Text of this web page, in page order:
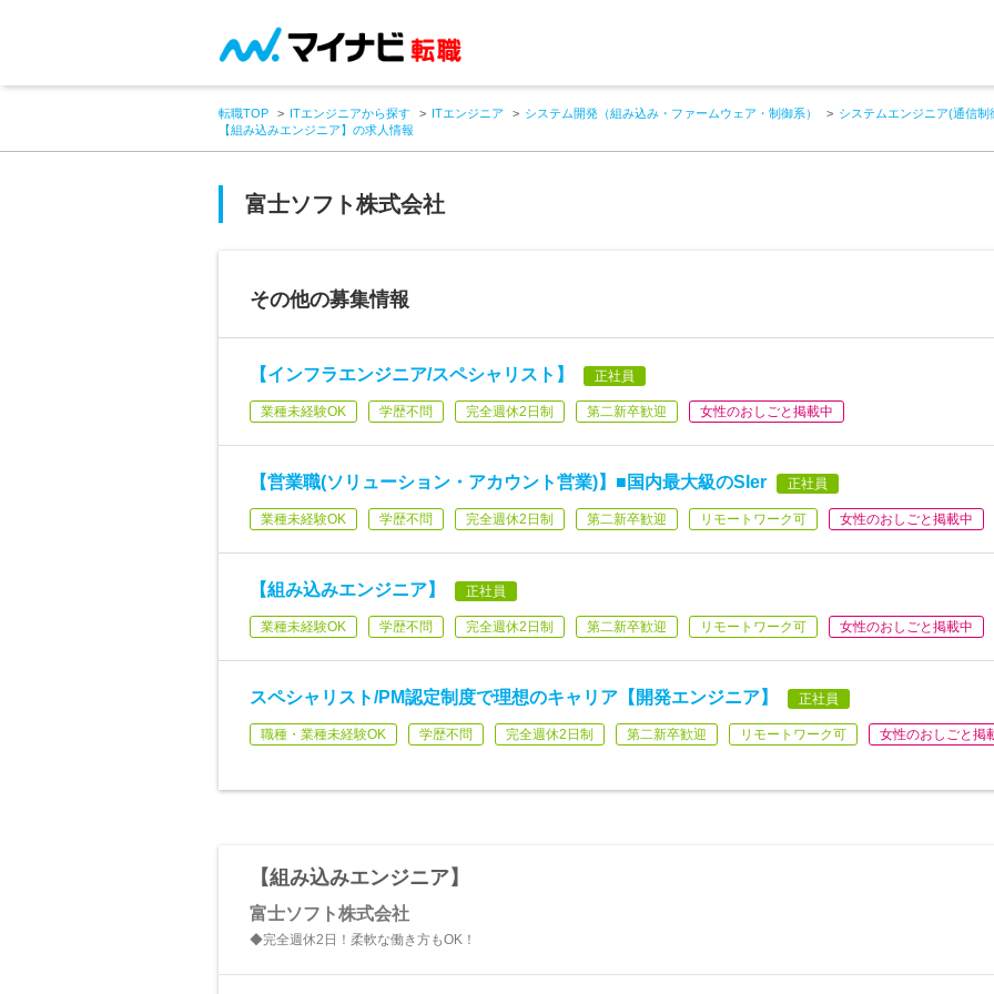
転職TOP ITエンジニアから探す ITエンジニア システム開発（組み込み・ファームウェア・制御系）
システムエンジニア(通信
【組み込みエンジニア】の求人情報
富士ソフト株式会社
その他の募集情報
【インフラエンジニア/スペシャリスト】 正社員
業種未経験OK 学歴不問 完全週休2日制 第二新卒歓迎 女性のおしごと掲載中
【営業職(ソリューション・アカウント営業)】■国内最大級のSIer 正社員
業種未経験OK 学歴不問 完全週休2日制 第二新卒歓迎 リモートワーク可 女性のおしごと掲載中
【組み込みエンジニア】 正社員
業種未経験OK 学歴不問 完全週休2日制 第二新卒歓迎 リモートワーク可 女性のおしごと掲載中
スペシャリスト/PM認定制度で理想のキャリア【開発エンジニア】 正社員
職種・業種未経験OK 学歴不問 完全週休2日制 第二新卒歓迎 リモートワーク可 女性のおしごと掲
【組み込みエンジニア】
富士ソフト株式会社
◆完全週休2日！柔軟な働き方もOK！